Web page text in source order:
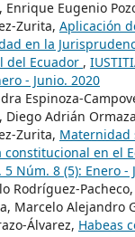
Enrique Eugenio
Zurita, Aplicación
en la
del Ecuador ,
- Junio. 2020
Espinoza-
Diego Adrián
Zurita, Maternidad
constitucional en el
5 Núm. 8 (5): Enero -
Rodríguez-
Marcelo Alejandro
Álvarez, Habeas